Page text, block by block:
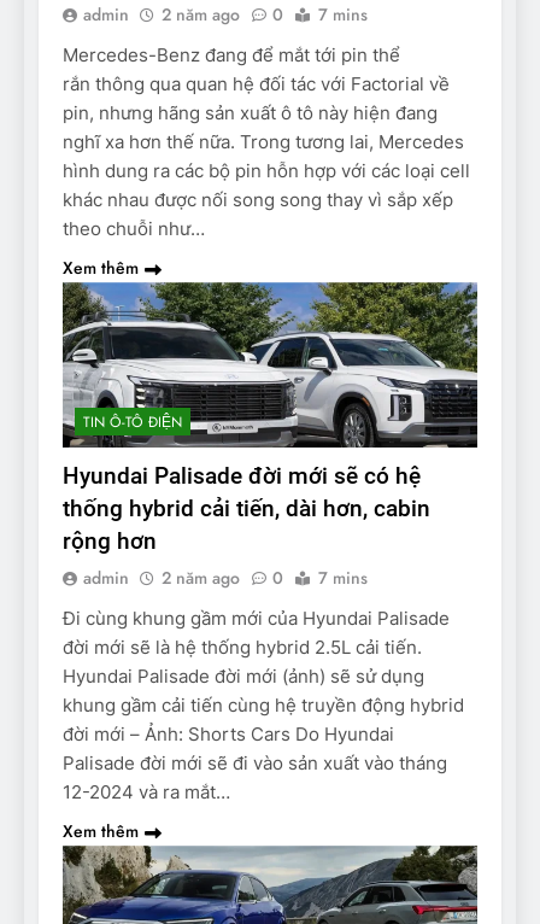
admin 2 năm ago 0 7 mins
Mercedes-Benz đang để mắt tới pin thể
rắn thông qua quan hệ đối tác với Factorial về
pin, nhưng hãng sản xuất ô tô này hiện đang
nghĩ xa hơn thế nữa. Trong tương lai, Mercedes
hình dung ra các bộ pin hỗn hợp với các loại cell
khác nhau được nối song song thay vì sắp xếp
theo chuỗi như…
Xem thêm
TIN Ô-TÔ ĐIỆN
Hyundai Palisade đời mới sẽ có hệ
thống hybrid cải tiến, dài hơn, cabin
rộng hơn
admin 2 năm ago 0 7 mins
Đi cùng khung gầm mới của Hyundai Palisade
đời mới sẽ là hệ thống hybrid 2.5L cải tiến.
Hyundai Palisade đời mới (ảnh) sẽ sử dụng
khung gầm cải tiến cùng hệ truyền động hybrid
đời mới – Ảnh: Shorts Cars Do Hyundai
Palisade đời mới sẽ đi vào sản xuất vào tháng
12-2024 và ra mắt…
Xem thêm